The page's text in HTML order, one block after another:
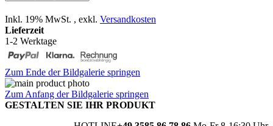
Inkl. 19% MwSt. , exkl. Versandkosten
Lieferzeit
1-2 Werktage
Zum Ende der Bildgalerie springen
Zum Anfang der Bildgalerie springen
GESTALTEN SIE IHR PRODUKT